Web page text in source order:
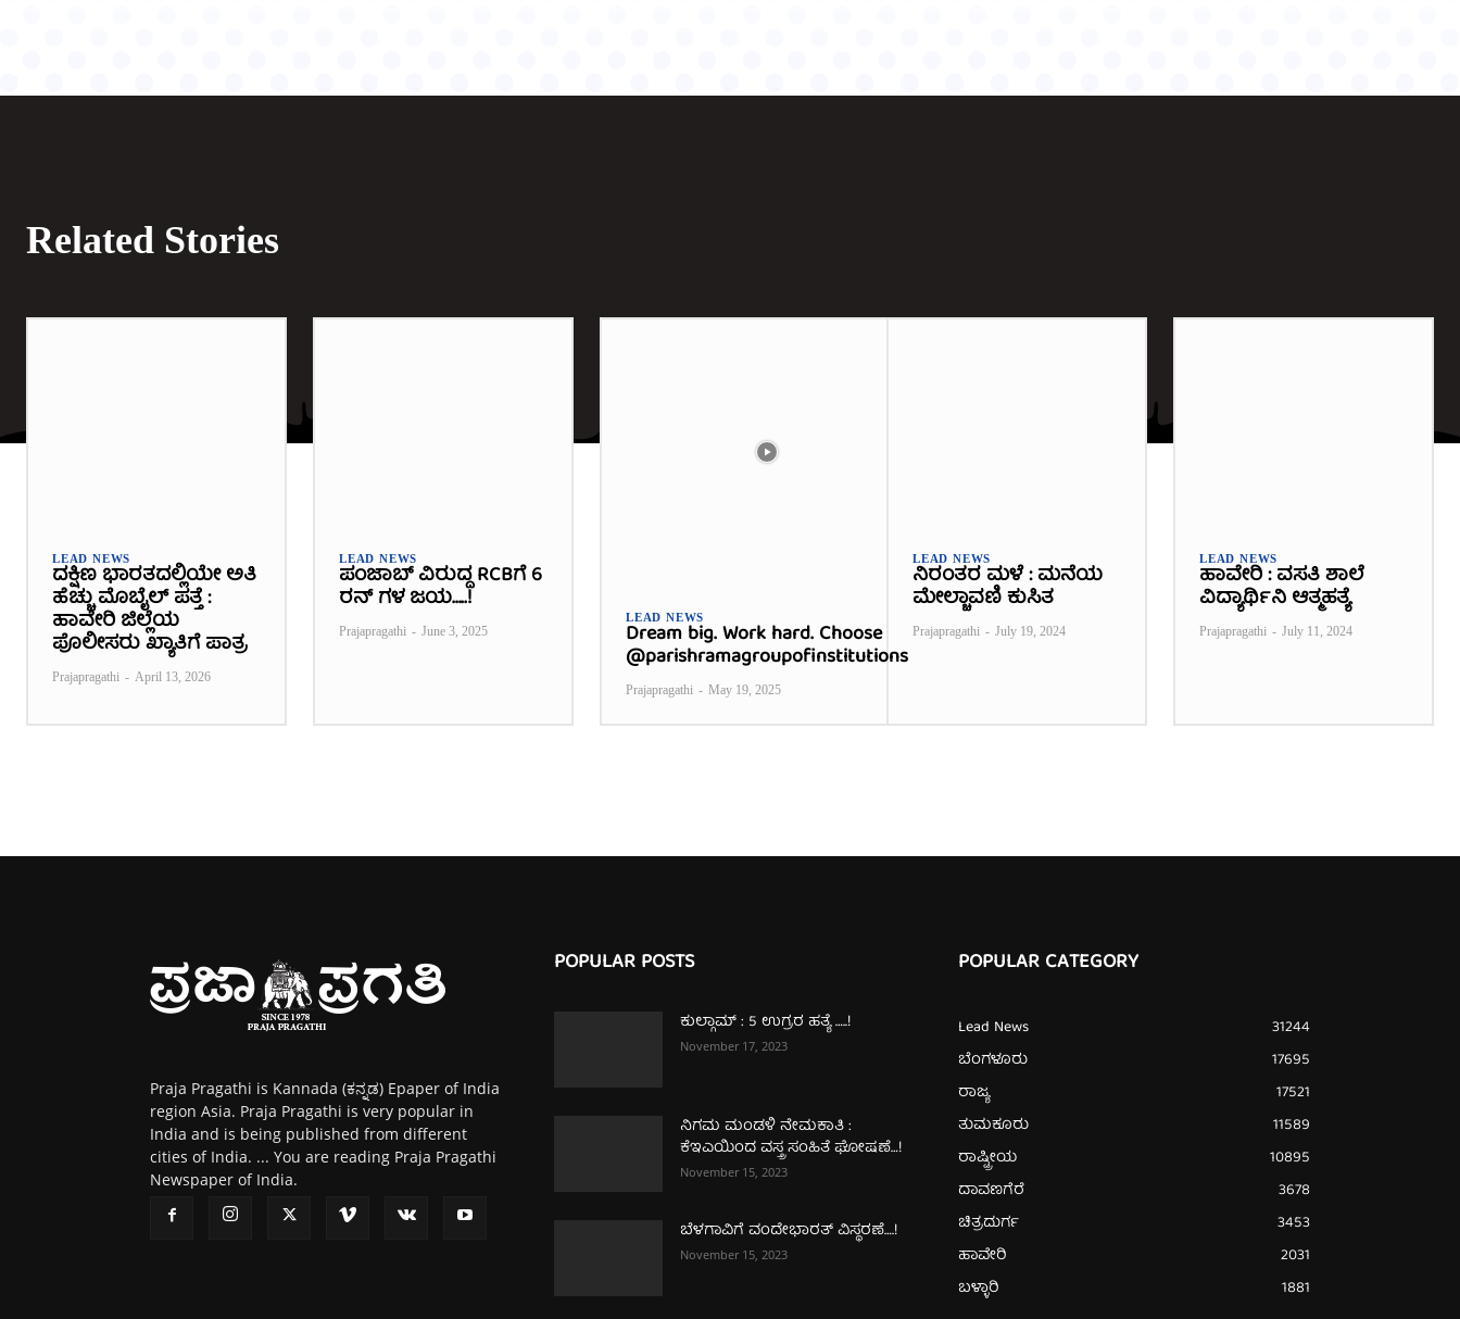
Related Stories
LEAD NEWS
ದಕ್ಷಿಣ ಭಾರತದಲ್ಲಿಯೇ ಅತಿ
ಹೆಚ್ಚು ಮೊಬೈಲ್ ಪತ್ತೆ :
ಹಾವೇರಿ ಜಿಲ್ಲೆಯ
ಪೊಲೀಸರು ಖ್ಯಾತಿಗೆ ಪಾತ್ರ
Prajapragathi - April 13, 2026
LEAD NEWS
ಪಂಜಾಬ್ ವಿರುದ್ಧ RCBಗೆ 6
ರನ್ ಗಳ ಜಯ…..!
Prajapragathi - June 3, 2025
LEAD NEWS
Dream big. Work hard. Choose
@parishramagroupofinstitutions
Prajapragathi - May 19, 2025
LEAD NEWS
ನಿರಂತರ ಮಳೆ : ಮನೆಯ
ಮೇಲ್ಚಾವಣಿ ಕುಸಿತ
Prajapragathi - July 19, 2024
LEAD NEWS
ಹಾವೇರಿ : ವಸತಿ ಶಾಲೆ
ವಿದ್ಯಾರ್ಥಿನಿ ಆತ್ಮಹತ್ಯೆ
Prajapragathi - July 11, 2024
Praja Pragathi is Kannada (ಕನ್ನಡ) Epaper of India
region Asia. Praja Pragathi is very popular in
India and is being published from different
cities of India. ... You are reading Praja Pragathi
Newspaper of India.
POPULAR POSTS
ಕುಲ್ಗಾಮ್‌ : 5 ಉಗ್ರರ ಹತ್ಯೆ …..!
November 17, 2023
ನಿಗಮ ಮಂಡಳಿ ನೇಮಕಾತಿ :
ಕೆಇಎಯಿಂದ ವಸ್ತ್ರ ಸಂಹಿತೆ ಘೋಷಣೆ…!
November 15, 2023
ಬೆಳಗಾವಿಗೆ ವಂದೇಭಾರತ್‌ ವಿಸ್ಥರಣೆ….!
November 15, 2023
POPULAR CATEGORY
Lead News
31244
ಬೆಂಗಳೂರು
17695
ರಾಜ್ಯ
17521
ತುಮಕೂರು
11589
ರಾಷ್ಟ್ರೀಯ
10895
ದಾವಣಗೆರೆ
3678
ಚಿತ್ರದುರ್ಗ
3453
ಹಾವೇರಿ
2031
ಬಳ್ಳಾರಿ
1881